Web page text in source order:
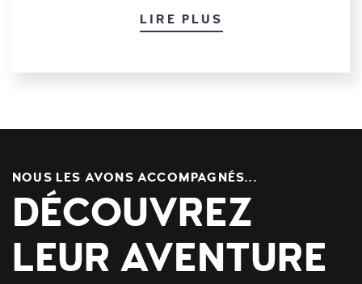
LIRE PLUS
NOUS LES AVONS ACCOMPAGNÉS...
DÉCOUVREZ
LEUR AVENTURE